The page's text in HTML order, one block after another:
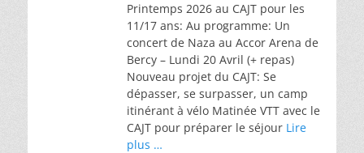
Printemps 2026 au CAJT pour les
11/17 ans: Au programme: Un
concert de Naza au Accor Arena de
Bercy – Lundi 20 Avril (+ repas)
Nouveau projet du CAJT: Se
dépasser, se surpasser, un camp
itinérant à vélo Matinée VTT avec le
CAJT pour préparer le séjour Lire
plus …